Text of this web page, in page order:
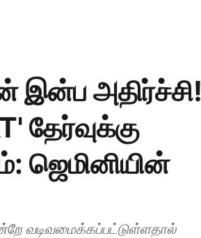
இன்ப அதிர்ச்சி!
தேர்வுக்கு
ஜெமினியின்
வடிவமைக்கப்பட்டுள்ளதால்